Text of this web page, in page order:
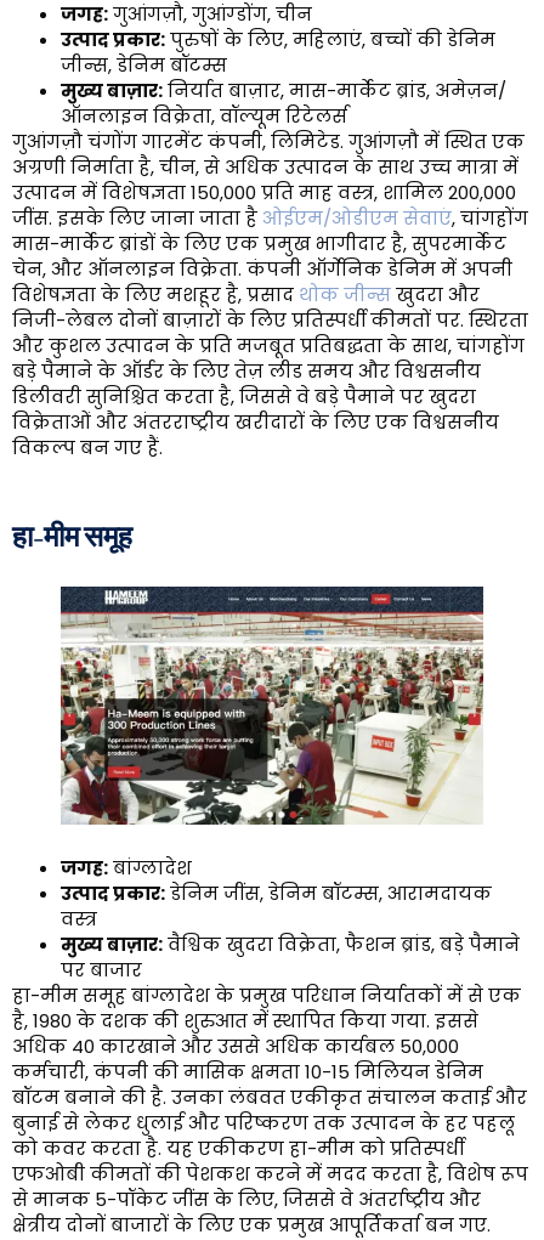
जगह:गुआंगज़ौ, गुआंग्डोंग, चीन
उत्पाद प्रकार:पुरुषों के लिए, महिलाएं, बच्चों की डेनिम
जीन्स, डेनिम बॉटम्स
मुख्य बाज़ार:निर्यात बाज़ार, मास-मार्केट ब्रांड, अमेज़न/
ऑनलाइन विक्रेता, वॉल्यूम रिटेलर्स
गुआंगज़ौ चंगोंग गारमेंट कंपनी, लिमिटेड. गुआंगज़ौ में स्थित एक
अग्रणी निर्माता है, चीन, से अधिक उत्पादन के साथ उच्च मात्रा में
उत्पादन में विशेषज्ञता 150,000 प्रति माह वस्त्र, शामिल 200,000
जींस. इसके लिए जाना जाता है ओईएम/ओडीएम सेवाएं, चांगहोंग
मास-मार्केट ब्रांडों के लिए एक प्रमुख भागीदार है, सुपरमार्केट
चेन, और ऑनलाइन विक्रेता. कंपनी ऑर्गेनिक डेनिम में अपनी
विशेषज्ञता के लिए मशहूर है, प्रसाद थोक जीन्सखुदरा और
निजी-लेबल दोनों बाज़ारों के लिए प्रतिस्पर्धी कीमतों पर. स्थिरता
और कुशल उत्पादन के प्रति मजबूत प्रतिबद्धता के साथ, चांगहोंग
बड़े पैमाने के ऑर्डर के लिए तेज़ लीड समय और विश्वसनीय
डिलीवरी सुनिश्चित करता है, जिससे वे बड़े पैमाने पर खुदरा
विक्रेताओं और अंतरराष्ट्रीय खरीदारों के लिए एक विश्वसनीय
विकल्प बन गए हैं.
हा-मीम समूह
जगह:बांग्लादेश
उत्पाद प्रकार:डेनिम जींस, डेनिम बॉटम्स, आरामदायक
वस्त्र
मुख्य बाज़ार:वैश्विक खुदरा विक्रेता, फैशन ब्रांड, बड़े पैमाने
पर बाजार
हा-मीम समूह बांग्लादेश के प्रमुख परिधान निर्यातकों में से एक
है, 1980 के दशक की शुरुआत में स्थापित किया गया. इससे
अधिक 40 कारखाने और उससे अधिक कार्यबल 50,000
कर्मचारी, कंपनी की मासिक क्षमता 10-15 मिलियन डेनिम
बॉटम बनाने की है. उनका लंबवत एकीकृत संचालन कताई और
बुनाई से लेकर धुलाई और परिष्करण तक उत्पादन के हर पहलू
को कवर करता है. यह एकीकरण हा-मीम को प्रतिस्पर्धी
एफओबी कीमतों की पेशकश करने में मदद करता है, विशेष रूप
से मानक 5-पॉकेट जींस के लिए, जिससे वे अंतर्राष्ट्रीय और
क्षेत्रीय दोनों बाजारों के लिए एक प्रमुख आपूर्तिकर्ता बन गए.